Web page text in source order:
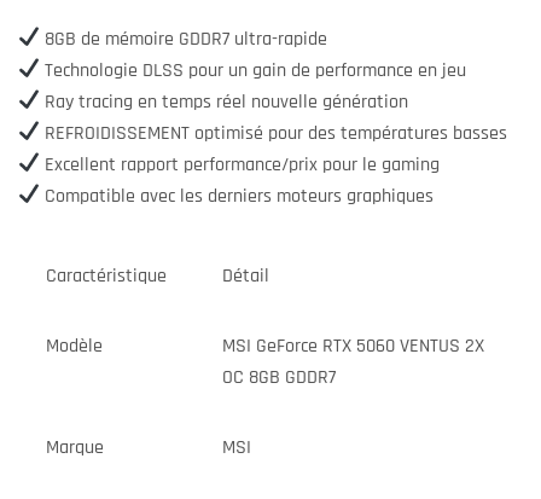
8GB de mémoire GDDR7 ultra-rapide
Technologie DLSS pour un gain de performance en jeu
Ray tracing en temps réel nouvelle génération
REFROIDISSEMENT optimisé pour des températures basses
Excellent rapport performance/prix pour le gaming
Compatible avec les derniers moteurs graphiques
Caractéristique Détail
Modèle
MSI GeForce RTX 5060 VENTUS 2X
OC 8GB GDDR7
Marque MSI